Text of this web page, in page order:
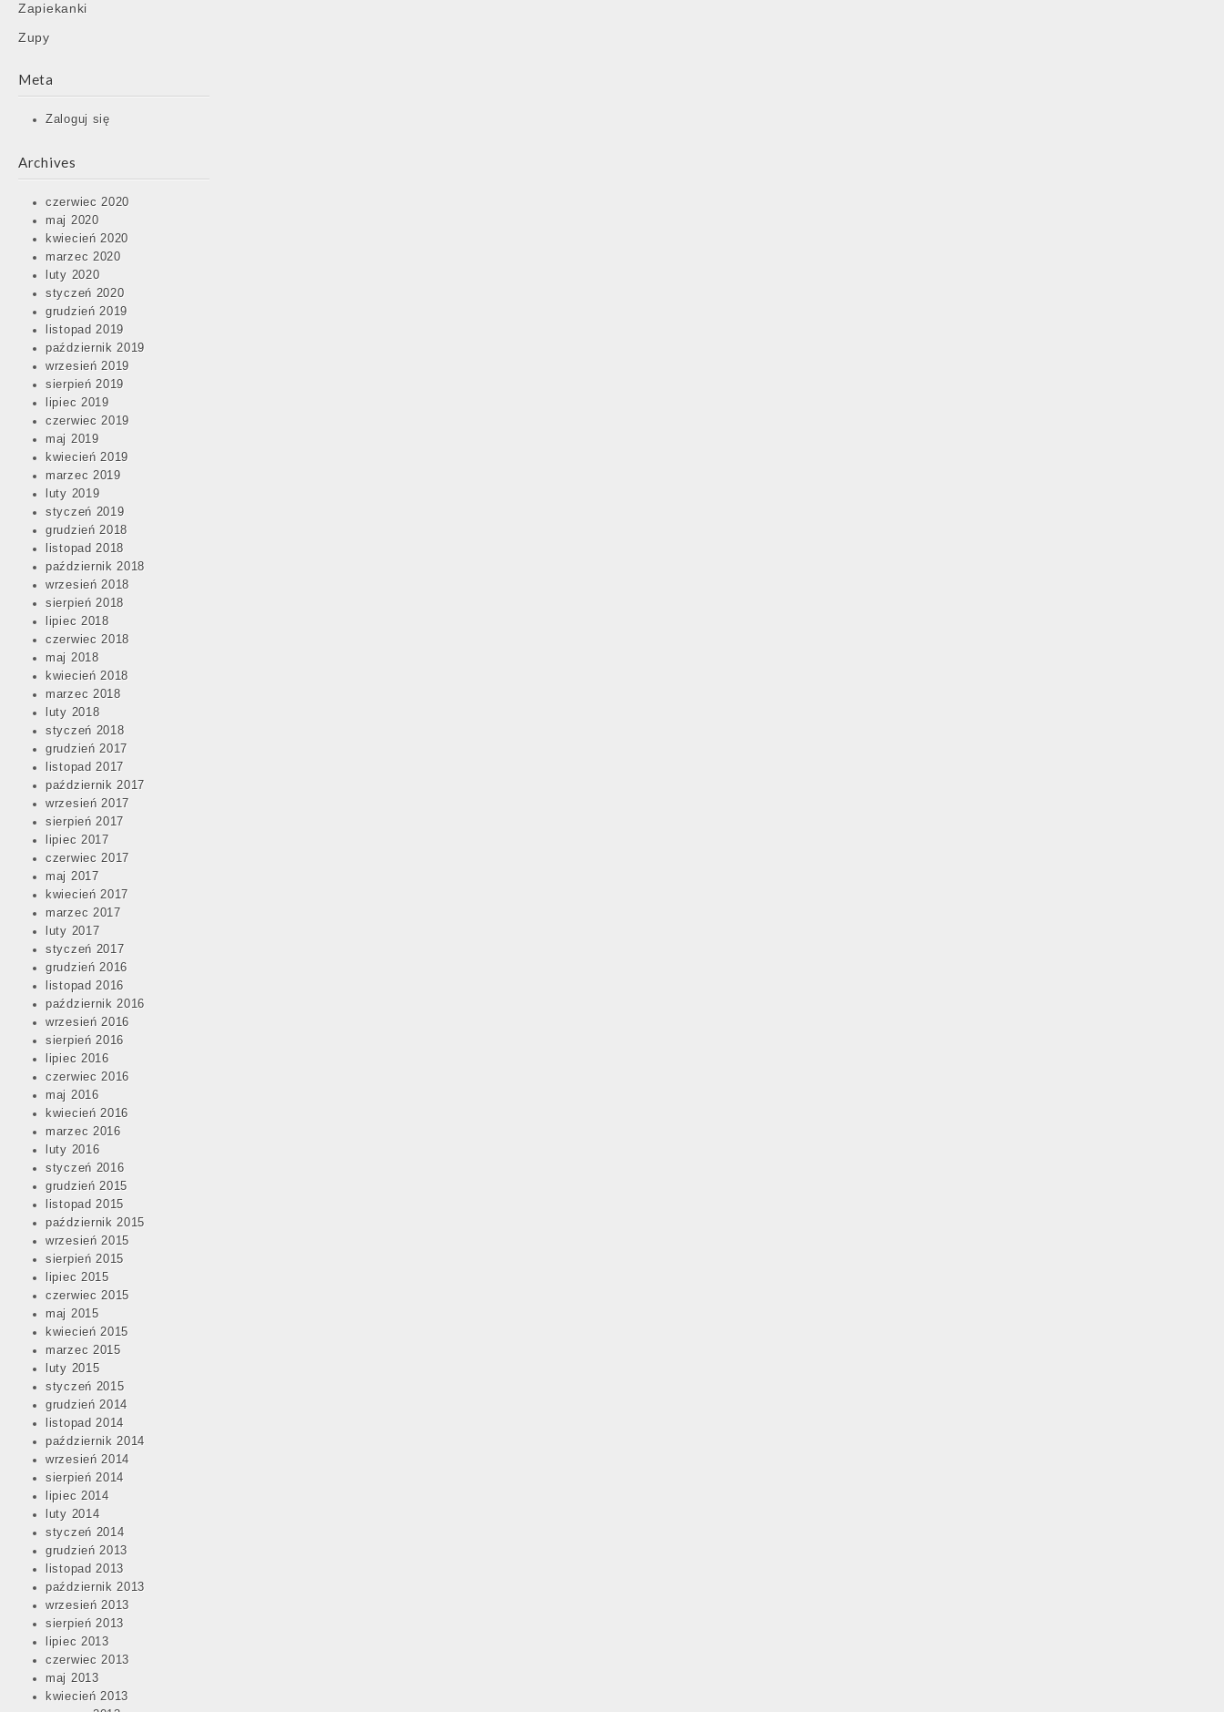
Zapiekanki
Zupy
Meta
Zaloguj się
Archives
czerwiec 2020
maj 2020
kwiecień 2020
marzec 2020
luty 2020
styczeń 2020
grudzień 2019
listopad 2019
październik 2019
wrzesień 2019
sierpień 2019
lipiec 2019
czerwiec 2019
maj 2019
kwiecień 2019
marzec 2019
luty 2019
styczeń 2019
grudzień 2018
listopad 2018
październik 2018
wrzesień 2018
sierpień 2018
lipiec 2018
czerwiec 2018
maj 2018
kwiecień 2018
marzec 2018
luty 2018
styczeń 2018
grudzień 2017
listopad 2017
październik 2017
wrzesień 2017
sierpień 2017
lipiec 2017
czerwiec 2017
maj 2017
kwiecień 2017
marzec 2017
luty 2017
styczeń 2017
grudzień 2016
listopad 2016
październik 2016
wrzesień 2016
sierpień 2016
lipiec 2016
czerwiec 2016
maj 2016
kwiecień 2016
marzec 2016
luty 2016
styczeń 2016
grudzień 2015
listopad 2015
październik 2015
wrzesień 2015
sierpień 2015
lipiec 2015
czerwiec 2015
maj 2015
kwiecień 2015
marzec 2015
luty 2015
styczeń 2015
grudzień 2014
listopad 2014
październik 2014
wrzesień 2014
sierpień 2014
lipiec 2014
luty 2014
styczeń 2014
grudzień 2013
listopad 2013
październik 2013
wrzesień 2013
sierpień 2013
lipiec 2013
czerwiec 2013
maj 2013
kwiecień 2013